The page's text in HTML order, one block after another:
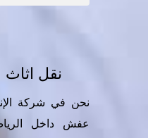
نقل
نحن في شركة
عفش داخل